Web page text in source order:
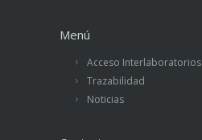
Menú
Acceso Interlaboratorios
Trazabilidad
Noticias